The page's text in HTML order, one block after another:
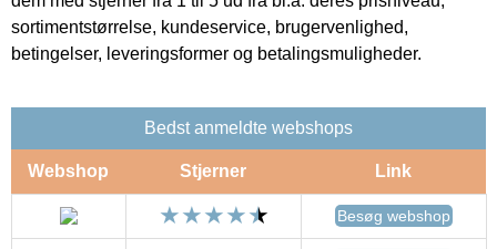
sortimentstørrelse, kundeservice, brugervenlighed,
betingelser, leveringsformer og betalingsmuligheder.
Bedst anmeldte webshops
Webshop Stjerner Link
Besøg webshop